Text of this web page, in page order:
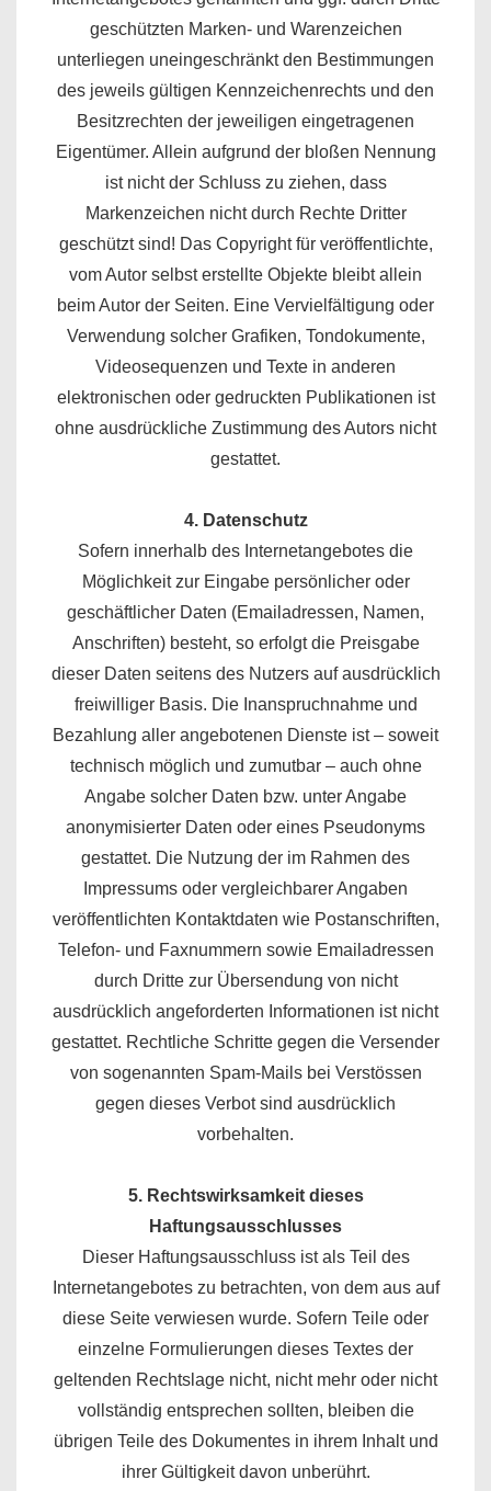
geschützten Marken- und Warenzeichen
unterliegen uneingeschränkt den Bestimmungen
des jeweils gültigen Kennzeichenrechts und den
Besitzrechten der jeweiligen eingetragenen
Eigentümer. Allein aufgrund der bloßen Nennung
ist nicht der Schluss zu ziehen, dass
Markenzeichen nicht durch Rechte Dritter
geschützt sind! Das Copyright für veröffentlichte,
vom Autor selbst erstellte Objekte bleibt allein
beim Autor der Seiten. Eine Vervielfältigung oder
Verwendung solcher Grafiken, Tondokumente,
Videosequenzen und Texte in anderen
elektronischen oder gedruckten Publikationen ist
ohne ausdrückliche Zustimmung des Autors nicht
gestattet.
4. Datenschutz
Sofern innerhalb des Internetangebotes die
Möglichkeit zur Eingabe persönlicher oder
geschäftlicher Daten (Emailadressen, Namen,
Anschriften) besteht, so erfolgt die Preisgabe
dieser Daten seitens des Nutzers auf ausdrücklich
freiwilliger Basis. Die Inanspruchnahme und
Bezahlung aller angebotenen Dienste ist – soweit
technisch möglich und zumutbar – auch ohne
Angabe solcher Daten bzw. unter Angabe
anonymisierter Daten oder eines Pseudonyms
gestattet. Die Nutzung der im Rahmen des
Impressums oder vergleichbarer Angaben
veröffentlichten Kontaktdaten wie Postanschriften,
Telefon- und Faxnummern sowie Emailadressen
durch Dritte zur Übersendung von nicht
ausdrücklich angeforderten Informationen ist nicht
gestattet. Rechtliche Schritte gegen die Versender
von sogenannten Spam-Mails bei Verstössen
gegen dieses Verbot sind ausdrücklich
vorbehalten.
5. Rechtswirksamkeit dieses
Haftungsausschlusses
Dieser Haftungsausschluss ist als Teil des
Internetangebotes zu betrachten, von dem aus auf
diese Seite verwiesen wurde. Sofern Teile oder
einzelne Formulierungen dieses Textes der
geltenden Rechtslage nicht, nicht mehr oder nicht
vollständig entsprechen sollten, bleiben die
übrigen Teile des Dokumentes in ihrem Inhalt und
ihrer Gültigkeit davon unberührt.